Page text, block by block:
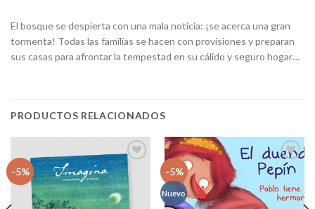
El bosque se despierta con una mala noticia: ¡se acerca una gran
tormenta! Todas las familias se hacen con provisiones y preparan
sus casas para afrontar la tempestad en su cálido y seguro hogar…
PRODUCTOS RELACIONADOS
-5%
Añadir
a la
lista
de
deseos
-5%
Nuevo
Añadir
a la
lista
de
deseos